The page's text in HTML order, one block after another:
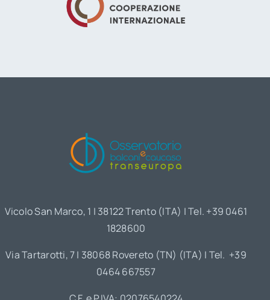
Vicolo San Marco, 1 | 38122 Trento (ITA) | Tel. +39 0461
1828600
Via Tartarotti, 7 | 38068 Rovereto (TN) (ITA) | Tel. +39
0464 667557